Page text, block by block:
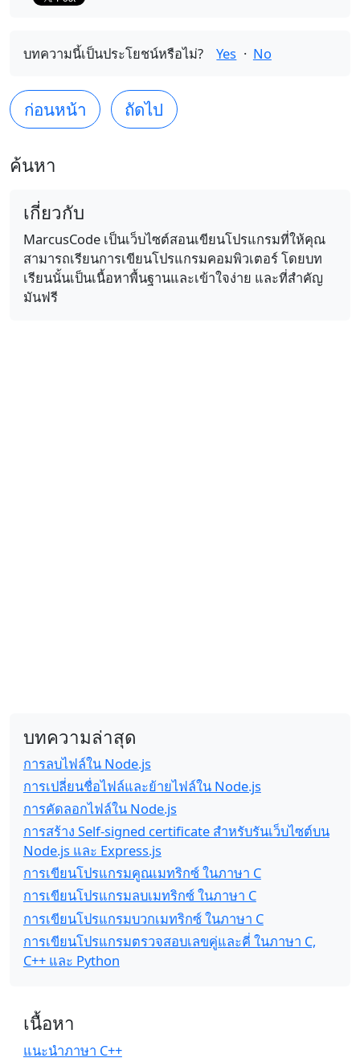
บทความนี้เป็นประโยชน์หรือไม่? Yes · No
ก่อนหน้า ถัดไป
ค้นหา
เกี่ยวกับ
MarcusCode เป็นเว็บไซต์สอนเขียนโปรแกรมที่ให้คุณ
สามารถเรียนการเขียนโปรแกรมคอมพิวเตอร์ โดยบท
เรียนนั้นเป็นเนื้อหาพื้นฐานและเข้าใจง่าย และที่สำคัญ
มันฟรี
บทความล่าสุด
การลบไฟล์ใน Node.js
การเปลี่ยนชื่อไฟล์และย้ายไฟล์ใน Node.js
การคัดลอกไฟล์ใน Node.js
การสร้าง Self-signed certificate สำหรับรันเว็บไซต์บน
Node.js และ Express.js
การเขียนโปรแกรมคูณเมทริกซ์ ในภาษา C
การเขียนโปรแกรมลบเมทริกซ์ ในภาษา C
การเขียนโปรแกรมบวกเมทริกซ์ ในภาษา C
การเขียนโปรแกรมตรวจสอบเลขคู่และคี่ ในภาษา C,
C++ และ Python
เนื้อหา
แนะนำภาษา C++